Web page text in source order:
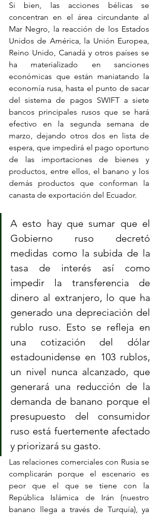
Si bien, las acciones bélicas se
concentran en el área circundante al
Mar Negro, la reacción de los Estados
Unidos de América, la Unión Europea,
Reino Unido, Canadá y otros países se
ha materializado en sanciones
económicas que están maniatando la
economía rusa, hasta el punto de sacar
del sistema de pagos SWIFT a siete
bancos principales rusos que se hará
efectivo en la segunda semana de
marzo, dejando otros dos en lista de
espera, que impedirá el pago oportuno
de las importaciones de bienes y
productos, entre ellos, el banano y los
demás productos que conforman la
canasta de exportación del Ecuador.
A esto hay que sumar que el
Gobierno ruso decretó
medidas como la subida de la
tasa de interés así como
impedir la transferencia de
dinero al extranjero, lo que ha
generado una depreciación del
rublo ruso. Esto se refleja en
una cotización del dólar
estadounidense en 103 rublos,
un nivel nunca alcanzado, que
generará una reducción de la
demanda de banano porque el
presupuesto del consumidor
ruso está fuertemente afectado
y priorizará su gasto.
Las relaciones comerciales con Rusia se
complicarán porque el escenario es
peor que el que se tiene con la
República Islámica de Irán (nuestro
banano llega a través de Turquía), ya